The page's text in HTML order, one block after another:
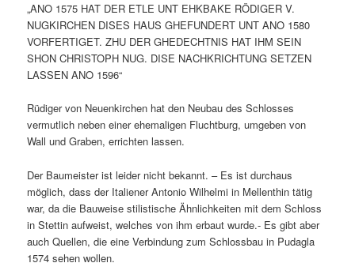
„ANO 1575 HAT DER ETLE UNT EHKBAKE RÖDIGER V.
NUGKIRCHEN DISES HAUS GHEFUNDERT UNT ANO 1580
VORFERTIGET. ZHU DER GHEDECHTNIS HAT IHM SEIN
SHON CHRISTOPH NUG. DISE NACHKRICHTUNG SETZEN
LASSEN ANO 1596“
Rüdiger von Neuenkirchen hat den Neubau des Schlosses
vermutlich neben einer ehemaligen Fluchtburg, umgeben von
Wall und Graben, errichten lassen.
Der Baumeister ist leider nicht bekannt. – Es ist durchaus
möglich, dass der Italiener Antonio Wilhelmi in Mellenthin tätig
war, da die Bauweise stilistische Ähnlichkeiten mit dem Schloss
in Stettin aufweist, welches von ihm erbaut wurde.- Es gibt aber
auch Quellen, die eine Verbindung zum Schlossbau in Pudagla
1574 sehen wollen.